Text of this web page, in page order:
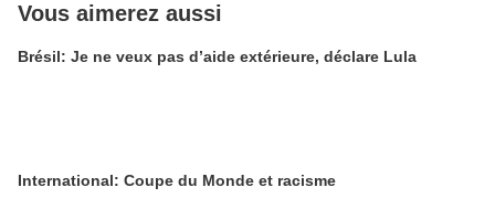
Vous aimerez aussi
Brésil: Je ne veux pas d’aide extérieure, déclare Lula
International: Coupe du Monde et racisme